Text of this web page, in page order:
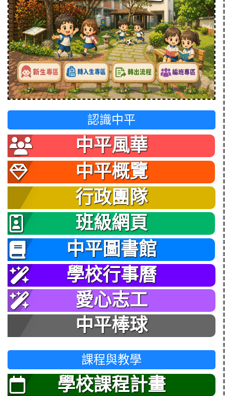
認識中平
中平風華
中平概覽
行政團隊
班級網頁
中平圖書館
學校行事曆
愛心志工
中平棒球
課程與教學
學校課程計畫